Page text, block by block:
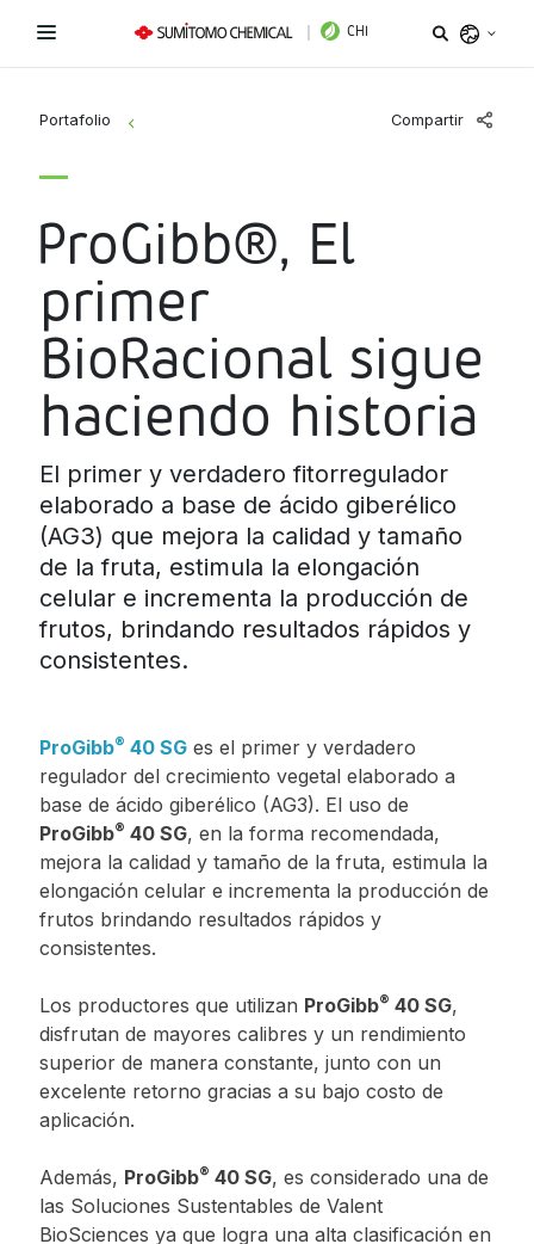
CHI
Brazil
Chile
Costa Rica
Ecuador
El Salvador
Guatemala
Honduras
Jamaica
Nicaragua
Peru
Dominican
Republic
Trinidad and
Tobago
Uruguay
Bioestimulantes
Coadyuvantes
Herbicidas
Inoculantes Micorrízicos
Insecticidas y Acaricidas
Todas
Novedades
¿Necesitas ayuda?
Sitio Institucional
Portafolio
> Compartir
ProGibb®, El
primer
BioRacional sigue
haciendo historia
El primer y verdadero fitorregulador
elaborado a base de ácido giberélico
(AG3) que mejora la calidad y tamaño
de la fruta, estimula la elongación
celular e incrementa la producción de
frutos, brindando resultados rápidos y
consistentes.
ProGibb® 40 SGes el primer y verdadero
regulador del crecimiento vegetal elaborado a
base de ácido giberélico (AG3). El uso de
ProGibb® 40 SG, en la forma recomendada,
mejora la calidad y tamaño de la fruta, estimula la
elongación celular e incrementa la producción de
frutos brindando resultados rápidos y
consistentes.
Los productores que utilizan ProGibb® 40 SG,
disfrutan de mayores calibres y un rendimiento
superior de manera constante, junto con un
excelente retorno gracias a su bajo costo de
aplicación.
Además, ProGibb® 40 SG, es considerado una de
las Soluciones Sustentables de Valent
BioSciences ya que logra una alta clasificación en